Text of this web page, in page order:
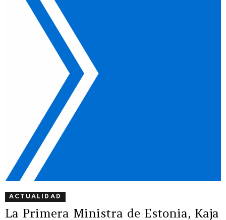
ACTUALIDAD
La Primera Ministra de Estonia, Kaja